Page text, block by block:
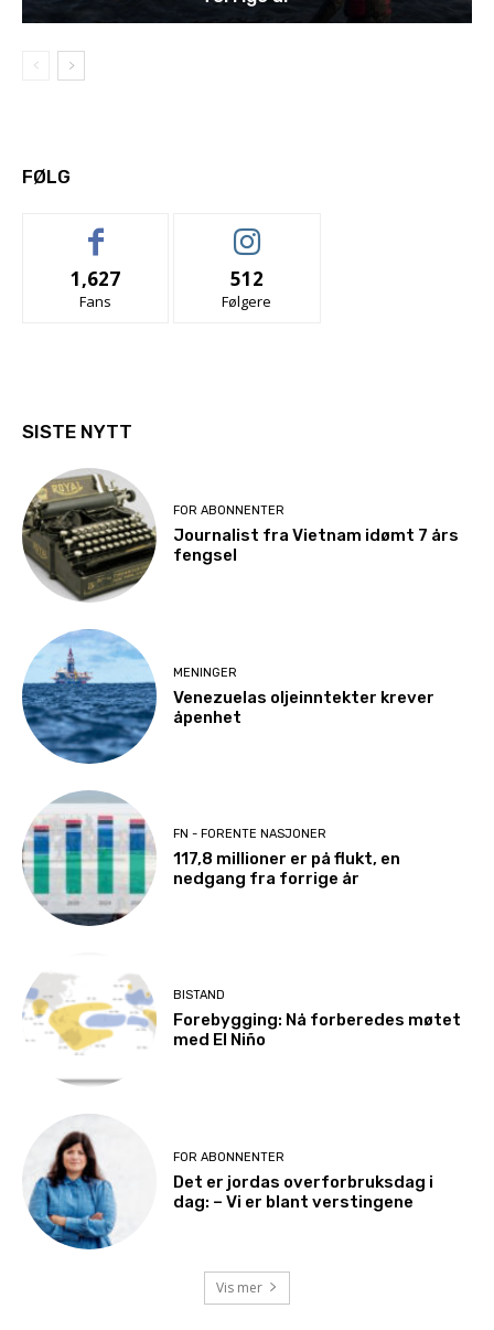
FØLG
1,627
Fans
512
Følgere
SISTE NYTT
FOR ABONNENTER
Journalist fra Vietnam idømt 7 års
fengsel
MENINGER
Venezuelas oljeinntekter krever
åpenhet
FN - FORENTE NASJONER
117,8 millioner er på flukt, en
nedgang fra forrige år
BISTAND
Forebygging: Nå forberedes møtet
med El Niño
FOR ABONNENTER
Det er jordas overforbruksdag i
dag: – Vi er blant verstingene
Vis mer